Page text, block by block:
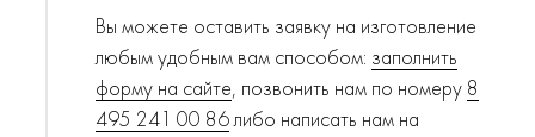
Вы можете оставить заявку на изготовление
любым удобным вам способом: заполнить
форму на сайте, позвонить нам по номеру 8
495 241 00 86либо написать нам на